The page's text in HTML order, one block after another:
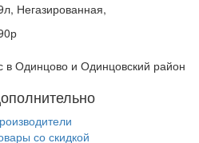
Негазированная,
в Одинцово и Одинцовский район
со скидкой